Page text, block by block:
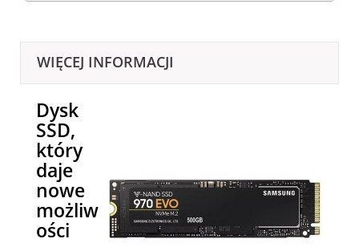
WIĘCEJ INFORMACJI
Dysk
SSD,
który
daje
nowe
możliw
ości